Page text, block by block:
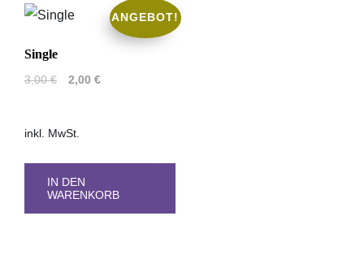
ANGEBOT!
Single
3,00€
Ursprünglicher
war:
2,00 €Aktueller
inkl. MwSt.
IN DEN
WARENKORB